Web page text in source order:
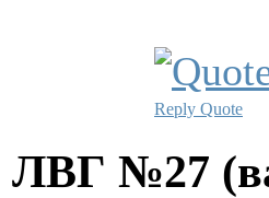
Reply Quote
ЛВГ №27